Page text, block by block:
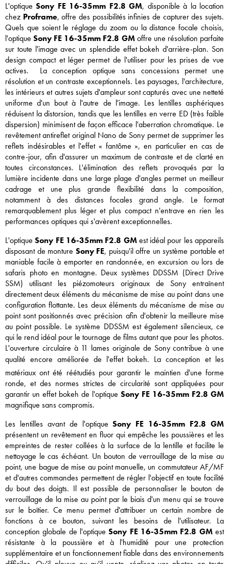
L'optiqueSony FE 16-35mm F2.8 GM, disponible à la location
chez Proframe, offre des possibilités infinies de capturer des sujets.
Quels que soient le réglage du zoom ou la distance focale choisis,
l'optiqueSony FE 16-35mm F2.8 GMoffre une résolution parfaite
sur toute l'image avec un splendide effet bokeh d'arrière-plan. Son
design compact et léger permet de l'utiliser pour les prises de vue
actives. La conception optique sans concessions permet une
résolution et un contraste exceptionnels. Les paysages, l'architecture,
les intérieurs et autres sujets d'ampleur sont capturés avec une netteté
uniforme d'un bout à l'autre de l'image. Les lentilles asphériques
réduisent la distorsion, tandis que les lentilles en verre ED (très faible
dispersion) minimisent de façon efficace l'aberration chromatique. Le
revêtement antireflet original Nano de Sony permet de supprimer les
reflets indésirables et l'effet « fantôme », en particulier en cas de
contre-jour, afin d'assurer un maximum de contraste et de clarté en
toutes circonstances. L'élimination des reflets provoqués par la
lumière incidente dans une large plage d'angles permet un meilleur
cadrage et une plus grande flexibilité dans la composition,
notamment à des distances focales grand angle. Le format
remarquablement plus léger et plus compact n'entrave en rien les
performances optiques qui s'avèrent exceptionnelles.
L'optiqueSony FE 16-35mm F2.8 GMest idéal pour les appareils
disposant de monture Sony FE, puisqu'il offre un système portable et
maniable facile à emporter en randonnée, en excursion ou lors de
safaris photo en montagne. Deux systèmes DDSSM (Direct Drive
SSM) utilisant les piézomoteurs originaux de Sony entraînent
directement deux éléments du mécanisme de mise au point dans une
configuration flottante. Les deux éléments du mécanisme de mise au
point sont positionnés avec précision afin d'obtenir la meilleure mise
au point possible. Le système DDSSM est également silencieux, ce
qui le rend idéal pour le tournage de films autant que pour les photos.
L'ouverture circulaire à 11 lames originale de Sony contribue à une
qualité encore améliorée de l'effet bokeh. La conception et les
matériaux ont été réétudiés pour garantir le maintien d'une forme
ronde, et des normes strictes de circularité sont appliquées pour
garantir un effet bokeh de l'optique Sony FE 16-35mm F2.8 GM
magnifique sans compromis.
Les lentilles avant de l'optiqueSony FE 16-35mm F2.8 GM
présentent un revêtement en fluor qui empêche les poussières et les
empreintes de rester collées à la surface de la lentille et facilite le
nettoyage le cas échéant. Un bouton de verrouillage de la mise au
point, une bague de mise au point manuelle, un commutateur AF/MF
et d'autres commandes permettent de régler l'objectif en toute facilité
du bout des doigts. Il est possible de personnaliser le bouton de
verrouillage de la mise au point par le biais d'un menu qui se trouve
sur le boîtier. Ce menu permet d'attribuer un certain nombre de
fonctions à ce bouton, suivant les besoins de l'utilisateur. La
conception globale de l'optiqueSony FE 16-35mm F2.8 GMest
résistante à la poussière et à l'humidité pour une protection
supplémentaire et un fonctionnement fiable dans des environnements